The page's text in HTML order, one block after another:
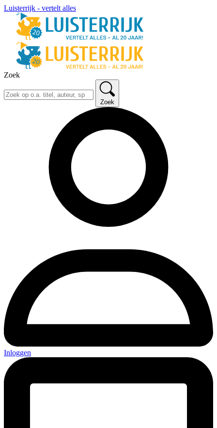
Luisterrijk - vertelt alles
Zoek
Zoek
Inloggen